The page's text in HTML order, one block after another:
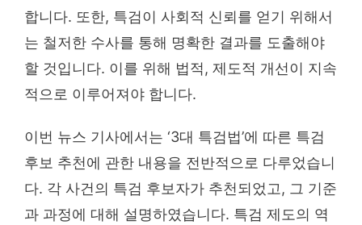
합니다. 또한, 특검이 사회적 신뢰를 얻기 위해서
는 철저한 수사를 통해 명확한 결과를 도출해야
할 것입니다. 이를 위해 법적, 제도적 개선이 지속
적으로 이루어져야 합니다.
이번 뉴스 기사에서는 ‘3대 특검법’에 따른 특검
후보 추천에 관한 내용을 전반적으로 다루었습니
다. 각 사건의 특검 후보자가 추천되었고, 그 기준
과 과정에 대해 설명하였습니다. 특검 제도의 역